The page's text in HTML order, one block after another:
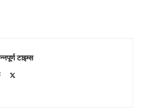
टाइम्स